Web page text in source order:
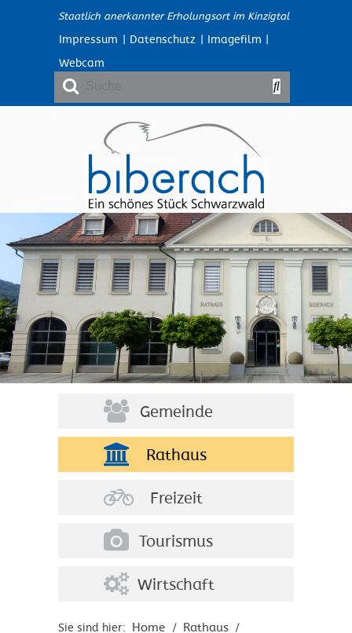
Staatlich anerkannter Erholungsort im Kinzigtal
Impressum | Datenschutz | Imagefilm |
Webcam
Gemeinde
Rathaus
Freizeit
Tourismus
Wirtschaft
Sie sind hier: Home / Rathaus /